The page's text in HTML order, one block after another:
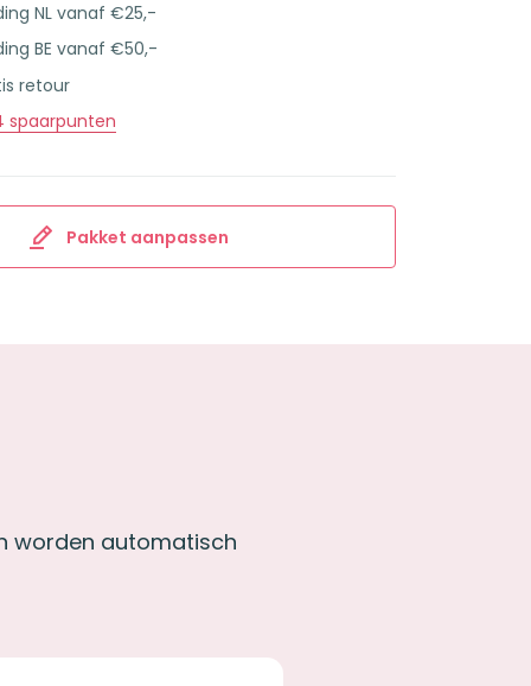
NL vanaf €25,-
BE vanaf €50,-
retour
spaarpunten
Pakket aanpassen
worden automatisch